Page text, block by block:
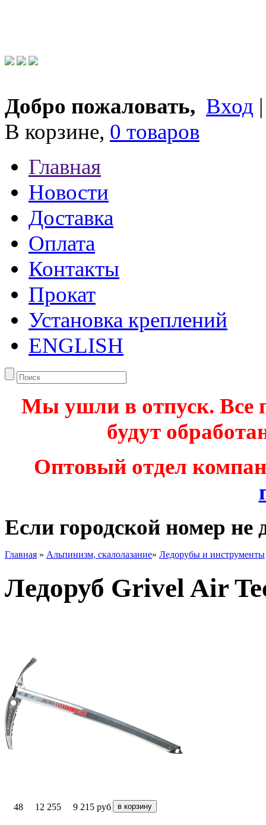
Добро пожаловать, Вход
В корзине, 0 товаров
Главная
Новости
Доставка
Оплата
Контакты
Прокат
Установка креплений
ENGLISH
Мы ушли в отпуск. Все
будут
Оптовый отдел
Если городской номер не
Главная » Альпинизм, скалолазание» Ледорубы и инструменты
Ледоруб Grivel Air
48 12 255 9 215 руб